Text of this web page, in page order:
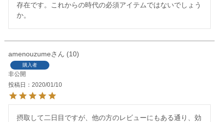
存在です。これからの時代の必須アイテムではないでしょう
か。
amenouzume 10
購入者
非公開
投稿日
2020/01/10
摂取して二日目ですが、他の方のレビューにもある通り、効